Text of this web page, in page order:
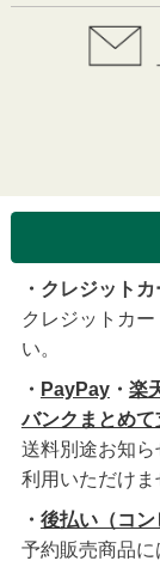
・クレジット
クレジットカ
い。
・ PayPay・ 楽
バンクまとめて
送料別途お知
利用いただけま
・ 後払い（コン
予約販売商品に